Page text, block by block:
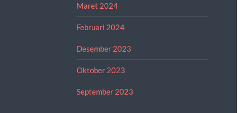
Maret 2024
Februari 2024
Desember 2023
Oktober 2023
September 2023